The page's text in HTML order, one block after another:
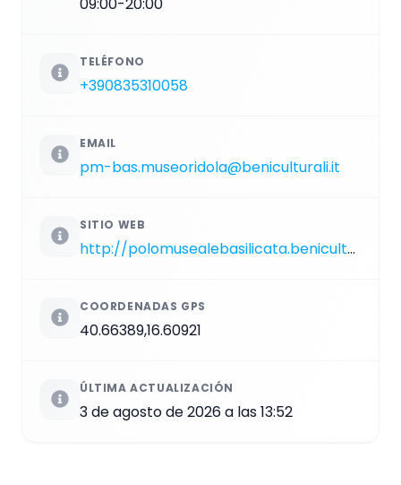
09:00-20:00
TELÉFONO
+390835310058
EMAIL
pm-bas.museoridola@beniculturali.it
SITIO WEB
http://polomusealebasilicata.beniculturali.it
COORDENADAS GPS
40.66389,16.60921
ÚLTIMA ACTUALIZACIÓN
3 de agosto de 2026 a las 13:52